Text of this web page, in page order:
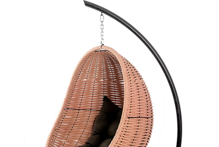
Цвет подушек может меняться